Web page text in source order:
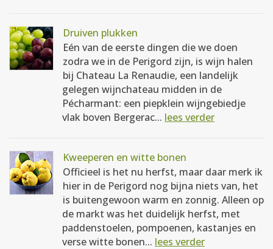
Druiven plukken
Eén van de eerste dingen die we doen
zodra we in de Perigord zijn, is wijn halen
bij Chateau La Renaudie, een landelijk
gelegen wijnchateau midden in de
Pécharmant: een piepklein wijngebiedje
vlak boven Bergerac... lees verder
Kweeperen en witte bonen
Officieel is het nu herfst, maar daar merk ik
hier in de Perigord nog bijna niets van, het
is buitengewoon warm en zonnig. Alleen op
de markt was het duidelijk herfst, met
paddenstoelen, pompoenen, kastanjes en
verse witte bonen... lees verder